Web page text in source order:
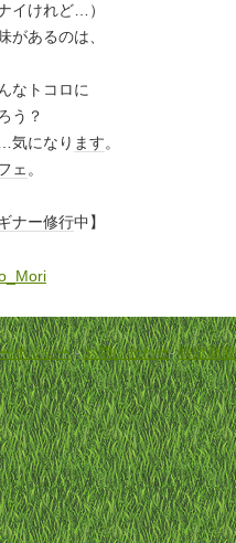
イけれど…）
があるのは、
なトコロに
う？
気になり ます。
ェ。
ナー修行中】
ポリシー-お問い合わせ-特定商